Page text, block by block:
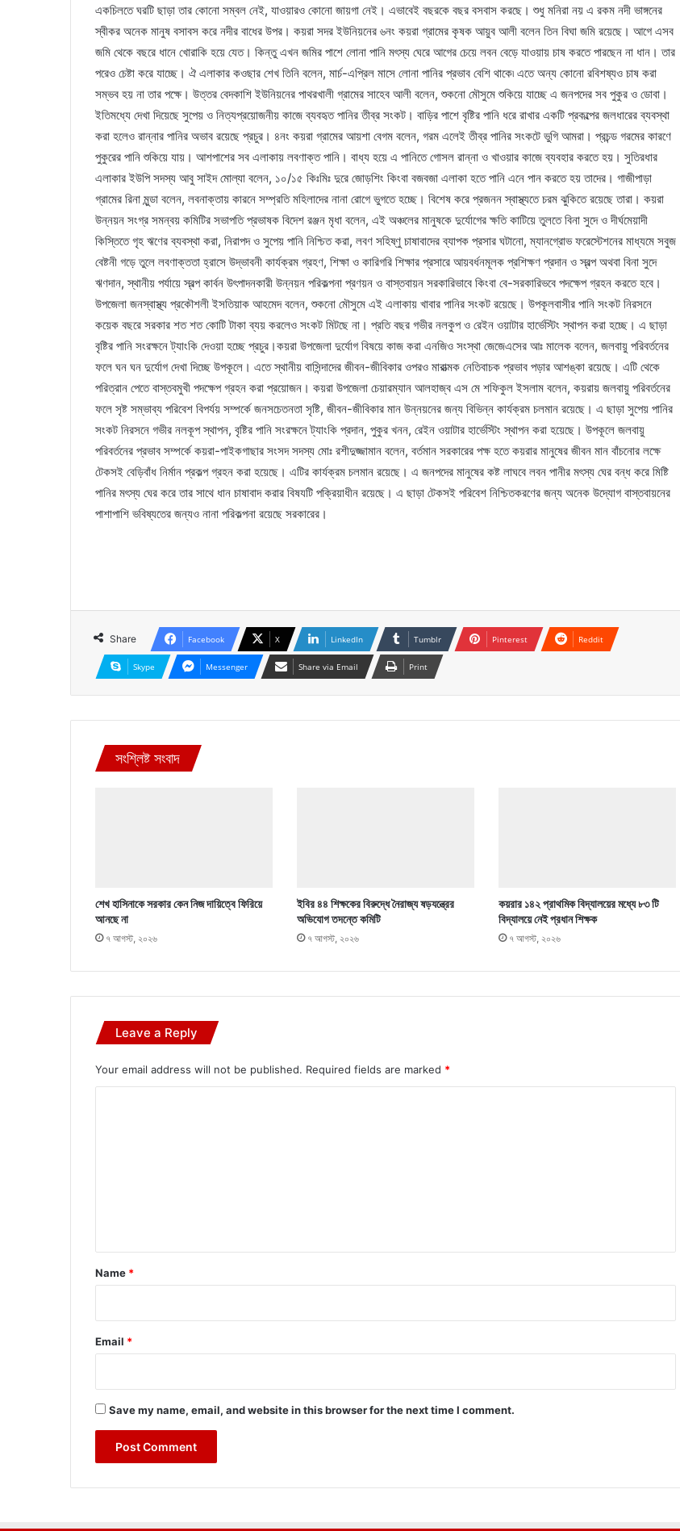
একচিলতে ঘরটি ছাড়া তার কোনো সম্বল নেই, যাওয়ারও কোনো জায়গা নেই। এভাবেই বছরকে বছর বসবাস করছে। শুধু মনিরা নয় এ রকম নদী ভাঙ্গনের
স্বীকর অনেক মানুষ বসাবস করে নদীর বাধের উপর। কয়রা সদর ইউনিয়নের ৬নং কয়রা গ্রামের কৃষক আয়ুব আলী বলেন তিন বিঘা জমি রয়েছে। আগে এসব
জমি থেকে বছরে ধানে খোরাকি হয়ে যেত। কিন্তু এখন জমির পাশে লোনা পানি মৎস্য ঘেরে আগের চেয়ে লবন বেড়ে যাওয়ায় চাষ করতে পারছেন না ধান। তার
পরেও চেষ্টা করে যাচ্ছে। ঐ এলাকার কওছার শেখ তিনি বলেন, মার্চ-এপ্রিল মাসে লোনা পানির প্রভাব বেশি থাকে৷ এতে অন্য কোনো রবিশষ্যও চাষ করা
সম্ভব হয় না তার পক্ষে। উত্তর বেদকাশি ইউনিয়নের পাথরখালী গ্রামের সাহেব আলী বলেন, শুকনো মৌসুমে শুকিয়ে যাচ্ছে এ জনপদের সব পুকুর ও ডোবা।
ইতিমধ্যে দেখা দিয়েছে সুপেয় ও নিত্যপ্রয়োজনীয় কাজে ব্যবহৃত পানির তীব্র সংকট। বাড়ির পাশে বৃষ্টির পানি ধরে রাখার একটি প্রকল্পের জলধারের ব্যবস্থা
করা হলেও রান্নার পানির অভাব রয়েছে প্রচুর। ৪নং কয়রা গ্রামের আয়শা বেগম বলেন, গরম এলেই তীব্র পানির সংকটে ভুগি আমরা। প্রচন্ড গরমের কারণে
পুকুরের পানি শুকিয়ে যায়। আশপাশের সব এলাকায় লবণাক্ত পানি। বাধ্য হয়ে এ পানিতে গোসল রান্না ও খাওয়ার কাজে ব্যবহার করতে হয়। সুতিরধার
এলাকার ইউপি সদস্য আবু সাইদ মোল্যা বলেন, ১০/১৫ কিঃমিঃ দুরে জোড়শিং কিংবা বজবজা এলাকা হতে পানি এনে পান করতে হয় তাদের। গাজীপাড়া
গ্রামের রিনা মুন্ডা বলেন, লবনাক্তায় কারনে সম্প্রতি মহিলাদের নানা রোগে ভুগতে হচ্ছে। বিশেষ করে প্রজনন স্বাস্থ্যতে চরম ঝুকিতে রয়েছে তারা। কয়রা
উন্নয়ন সংগ্র সমন্বয় কমিটির সভাপতি প্রভাষক বিদেশ রঞ্জন মৃধা বলেন, এই অঞ্চলের মানুষকে দুর্যোগের ক্ষতি কাটিয়ে তুলতে বিনা সুদে ও দীর্ঘমেয়াদী
কিস্তিতে গৃহ ঋণের ব্যবস্থা করা, নিরাপদ ও সুপেয় পানি নিশ্চিত করা, লবণ সহিষ্ণু চাষাবাদের ব্যাপক প্রসার ঘটানো, ম্যানগ্রোভ ফরেস্টেশনের মাধ্যমে সবুজ
বেষ্টনী গড়ে তুলে লবণাক্ততা হ্রাসে উদ্ভাবনী কার্যক্রম গ্রহণ, শিক্ষা ও কারিগরি শিক্ষার প্রসারে আয়বর্ধনমূলক প্রশিক্ষণ প্রদান ও স্বল্প অথবা বিনা সুদে
ঋণদান, স্থানীয় পর্যায়ে স্বল্প কার্বন উৎপাদনকারী উন্নয়ন পরিকল্পনা প্রণয়ন ও বাস্তবায়ন সরকারিভাবে কিংবা বে-সরকারিভবে পদক্ষেপ গ্রহন করতে হবে।
উপজেলা জনস্বাস্থ্য প্রকৌশলী ইসতিয়াক আহমেদ বলেন, শুকনো মৌসুমে এই এলাকায় খাবার পানির সংকট রয়েছে। উপকূলবাসীর পানি সংকট নিরসনে
কয়েক বছরে সরকার শত শত কোটি টাকা ব্যয় করলেও সংকট মিটছে না। প্রতি বছর গভীর নলকুপ ও রেইন ওয়াটার হার্ভেস্টিং স্থাপন করা হচ্ছে। এ ছাড়া
বৃষ্টির পানি সংরক্ষনে ট্যাংকি দেওয়া হচ্ছে প্রচুর।কয়রা উপজেলা দুর্যোগ বিষয়ে কাজ করা এনজিও সংস্থা জেজেএসের আঃ মালেক বলেন, জলবায়ু পরিবর্তনের
ফলে ঘন ঘন দুর্যোগ দেখা দিচ্ছে উপকূলে। এতে স্থানীয় বাসিন্দাদের জীবন-জীবিকার ওপরও মারাত্মক নেতিবাচক প্রভাব পড়ার আশঙ্কা রয়েছে। এটি থেকে
পরিত্রান পেতে বাস্তবমুখী পদক্ষেপ গ্রহন করা প্রয়োজন। কয়রা উপজেলা চেয়ারম্যান আলহাজ্ব এস মে শফিকুল ইসলাম বলেন, কয়রায় জলবায়ু পরিবর্তনের
ফলে সৃষ্ট সম্ভাব্য পরিবেশ বিপর্যয় সম্পর্কে জনসচেতনতা সৃষ্টি, জীবন-জীবিকার মান উন্নয়নের জন্য বিভিন্ন কার্যক্রম চলমান রয়েছে। এ ছাড়া সুপেয় পানির
সংকট নিরসনে গভীর নলকূপ স্থাপন, বৃষ্টির পানি সংরক্ষনে ট্যাংকি প্রদান, পুকুর খনন, রেইন ওয়াটার হার্ভেস্টিং স্থাপন করা হয়েছে। উপকূলে জলবায়ু
পরিবর্তনের প্রভাব সম্পর্কে কয়রা-পাইকগাছার সংসদ সদস্য মোঃ রশীদুজ্জামান বলেন, বর্তমান সরকারের পক্ষ হতে কয়রার মানুষের জীবন মান বাঁচনোর লক্ষে
টেকসই বেড়িবাঁধ নির্মান প্রকল্প গ্রহন করা হয়েছে। এটির কার্যক্রম চলমান রয়েছে। এ জনপদের মানুষের কষ্ট লাঘবে লবন পানীর মৎস্য ঘের বন্ধ করে মিষ্টি
পানির মৎস্য ঘের করে তার সাথে ধান চাষাবাদ করার বিষযটি পক্রিয়াধীন রয়েছে। এ ছাড়া টেকসই পরিবেশ নিশ্চিতকরণের জন্য অনেক উদ্যোগ বাস্তবায়নের
পাশাপাশি ভবিষ্যতের জন্যও নানা পরিকল্পনা রয়েছে সরকারের।
Share Facebook X LinkedIn Tumblr Pinterest Reddit
Skype Messenger Share via Email Print
সংশ্লিষ্ট সংবাদ
শেখ হাসিনাকে সরকার কেন নিজ দায়িত্বে ফিরিয়ে
আনছে না
৭ আগস্ট, ২০২৬
ইবির ৪৪ শিক্ষকের বিরুদ্ধে নৈরাজ্য ষড়যন্ত্রের
অভিযোগ তদন্তে কমিটি
৭ আগস্ট, ২০২৬
কয়রার ১৪২ প্রাথমিক বিদ্যালয়ের মধ্যে ৮৩ টি
বিদ্যালয়ে নেই প্রধান শিক্ষক
৭ আগস্ট, ২০২৬
Leave a Reply
Your email address will not be published. Required fields are marked *
*
Name *
Email *
Save my name, email, and website in this browser for the next time I comment.